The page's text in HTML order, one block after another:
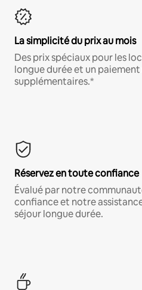
La simplicité du prix au mois
Des prix spéciaux pour les
longue durée et un
supplémentaires.*
Réservez en toute confiance
Évalué par notre
confiance et notre
séjour longue durée.